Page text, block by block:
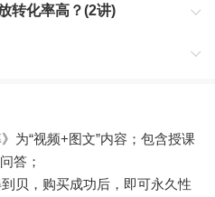
转化率高？(2讲)
为“视频+图文”内容；包含授课
答；
贝，购买成功后，即可永久性